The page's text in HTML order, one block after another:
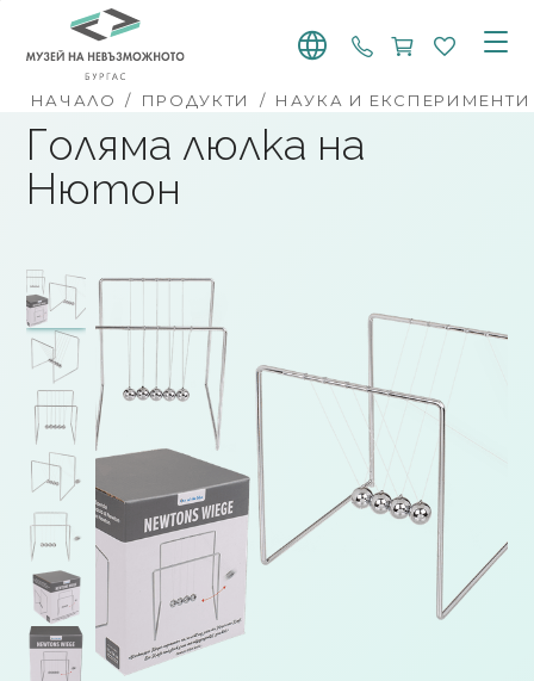
+359 887 768 913
НАЧАЛО / ПРОДУКТИ / НАУКА И ЕКСПЕРИМЕНТИ
Голяма люлка на
Нютон